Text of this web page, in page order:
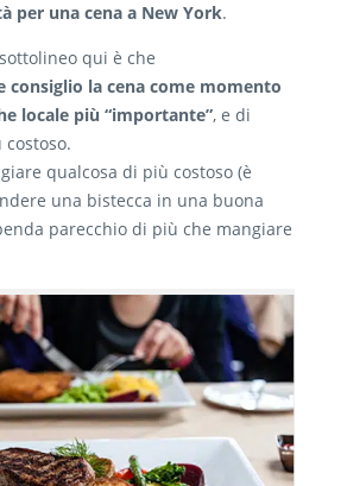
per una cena a New York.
qui è che
consiglio la cena come momento
locale più “importante”, e di
qualcosa di più costoso (è
una bistecca in una buona
parecchio di più che mangiare